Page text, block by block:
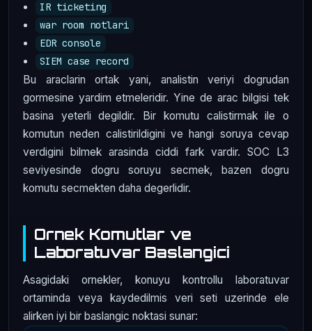
IR ticketing
war room notlari
EDR console
SIEM case record
Bu araclarin ortak yani, analistin veriyi dogrudan
gormesine yardim etmeleridir. Yine de arac bilgisi tek
basina yeterli degildir. Bir komutu calistirmak ile o
komutun neden calistirildigini ve hangi soruya cevap
verdigini bilmek arasinda ciddi fark vardir. SOC L3
seviyesinde dogru soruyu secmek, bazen dogru
komutu secmekten daha degerlidir.
Ornek Komutlar ve
Laboratuvar Baslangici
Asagidaki ornekler, konuyu kontrollu laboratuvar
ortaminda veya kaydedilmis veri seti uzerinde ele
alirken iyi bir baslangic noktasi sunar: